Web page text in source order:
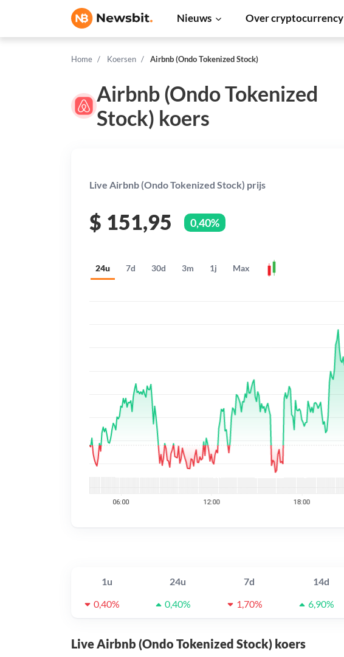
Nieuws Over cryptocurrency
Home Koersen Airbnb (Ondo Tokenized Stock)
Airbnb (Ondo Tokenized
Stock) koers
Live Airbnb (Ondo Tokenized Stock) prijs
$ 151,95 0,40%
24u 7d 30d 3m 1j Max
1u 24u 7d 14d
0,40%
0,40% 1,70% 6,90%
Live Airbnb (Ondo Tokenized Stock) koers